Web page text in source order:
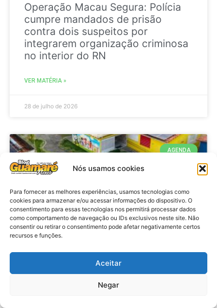
Nós usamos cookies
Para fornecer as melhores experiências, usamos tecnologias como
cookies para armazenar e/ou acessar informações do dispositivo. O
consentimento para essas tecnologias nos permitirá processar dados
como comportamento de navegação ou IDs exclusivos neste site. Não
consentir ou retirar o consentimento pode afetar negativamente certos
recursos e funções.
Aceitar
Negar
Operação Macau Segura: Polícia
cumpre mandados de prisão
contra dois suspeitos por
integrarem organização criminosa
no interior do RN
VER MATÉRIA »
28 de julho de 2026
AGENDA
Agenda: 10ª Mostra Pedagógica
da Casa Durval Paiva acontecerá
nesta quarta-feira (29)